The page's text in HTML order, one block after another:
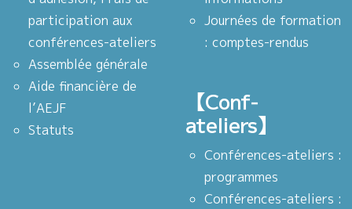
participation aux
conférences-ateliers
Assemblée générale
Aide financière de
l’AEJF
Statuts
Journées de formation
: comptes-rendus
【Conf-
ateliers】
Conférences-ateliers :
programmes
Conférences-ateliers :